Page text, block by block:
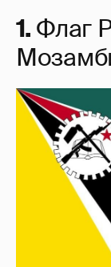
1. Флаг